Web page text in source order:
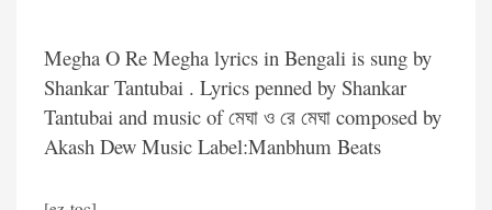
Megha O Re Megha lyrics in Bengali is sung by
Shankar Tantubai . Lyrics penned by Shankar
Tantubai and music of মেঘা ও রে মেঘা composed by
Akash Dew Music Label:Manbhum Beats